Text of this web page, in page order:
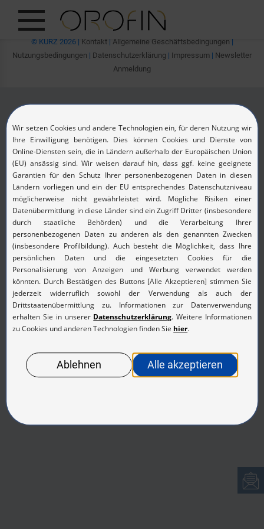
ZEIGE ALLES
BRANCHEN
DESIGN
© KURZ 2026 | Kontakt| Allgemeine Geschäftsbedingungen |
Nutzungsbedingungen | Datenschutzerklärung | Impressum | Newsletter
Anmeldung